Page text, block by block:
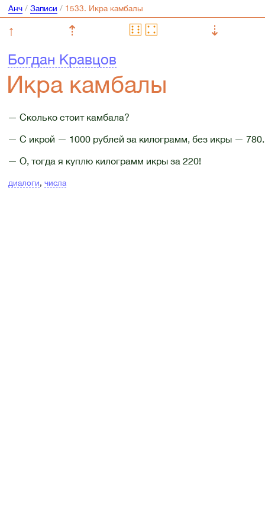
Анч/ Записи /
↑ ⇡ ⇣
Богдан Кравцов
Икра камбалы
— Сколько стоит камбала?
— С икрой — 1000 рублей за килограмм, без икры — 780.
— О, тогда я куплю килограмм икры за 220!
диалоги, числа